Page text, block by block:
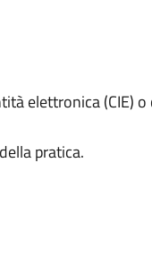
elettronica (CIE) o
pratica.